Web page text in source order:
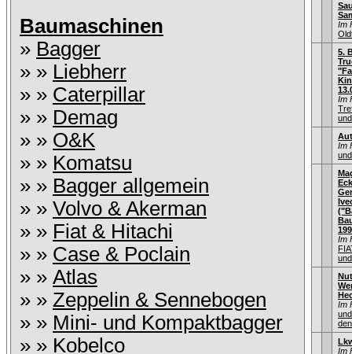
Baumaschinen
» Bagger
» » Liebherr
» » Caterpillar
» » Demag
» » O&K
» » Komatsu
» » Bagger allgemein
» » Volvo & Akerman
» » Fiat & Hitachi
» » Case & Poclain
» » Atlas
» » Zeppelin & Sennebogen
» » Mini- und Kompaktbagger
» » Kobelco
Im
5.
Im
Im
Im
Im
Im